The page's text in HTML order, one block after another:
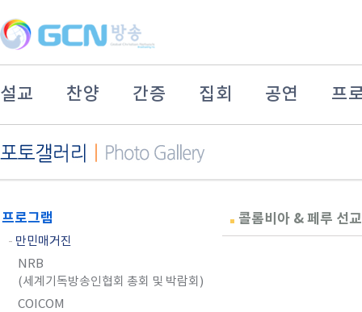
설교 찬양 간증 집회 공연 프
프로그램
- 만민매거진
NRB
(세계기독방송인협회 총회 및 박람회)
COICOM
콜롬비아 & 페루 선